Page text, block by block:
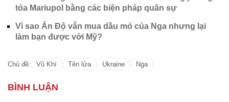
tỏa Mariupol bằng các biện pháp quân sự
Vì sao Ấn Độ vẫn mua dầu mỏ của Nga nhưng lại
làm bạn được với Mỹ?
Chủ đề: Vũ Khí Tên lửa Ukraine Nga